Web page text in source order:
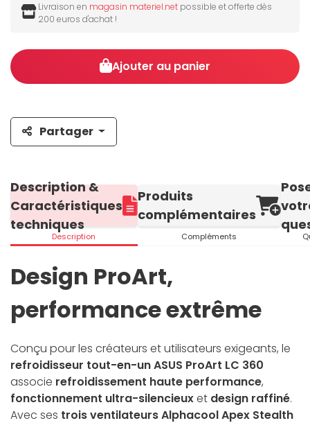
Livraison en magasin materiel.net possible et offerte dès
200 euros d'achat !
Ajouter au panier
Partager
Description &
Caractéristiques
techniques
Description
Produits
complémentaires
Compléments
Design ProArt,
performance extrême
Conçu pour les créateurs et utilisateurs exigeants, le
refroidisseur tout-en-un ASUS ProArt LC 360
associe refroidissement haute performance,
fonctionnement ultra-silencieuxet design raffiné.
Avec ses trois ventilateurs Alphacool Apex Stealth